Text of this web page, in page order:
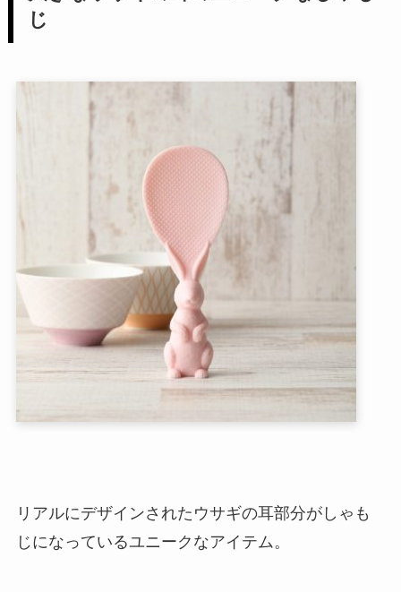
じ
リアルにデザインされたウサギの耳部分がしゃも
じになっているユニークなアイテム。